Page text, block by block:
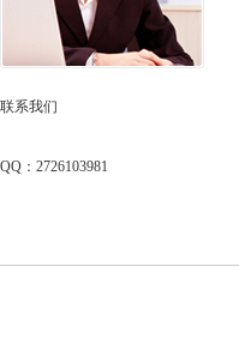
联系我们
QQ：2726103981